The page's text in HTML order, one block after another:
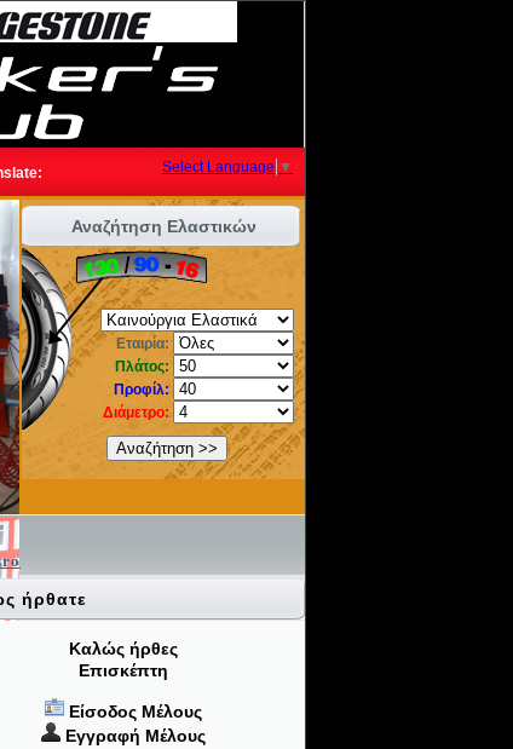
Select Language ▼
Αναζήτηση Ελαστικών
Εταιρία:
Πλάτος:
Προφίλ:
Διάμετρο:
ήρθατε
Καλώς ήρθες
Επισκέπτη
Είσοδος Μέλους
Εγγραφή Μέλους